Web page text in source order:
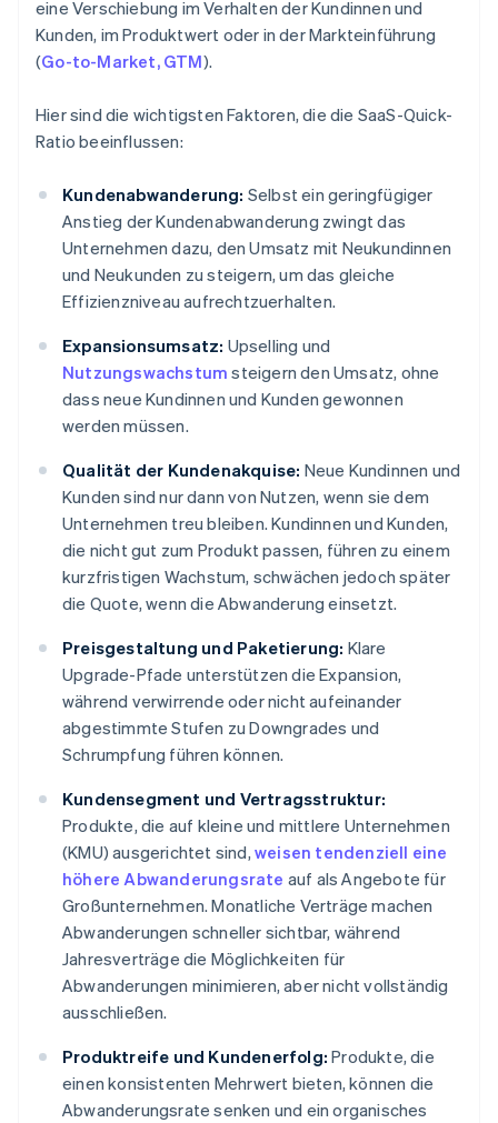
eine Verschiebung im Verhalten der Kundinnen und
Kunden, im Produktwert oder in der Markteinführung
(Go-to-Market, GTM).
Hier sind die wichtigsten Faktoren, die die SaaS-Quick-
Ratio beeinflussen:
Kundenabwanderung: Selbst ein geringfügiger
Anstieg der Kundenabwanderung zwingt das
Unternehmen dazu, den Umsatz mit Neukundinnen
und Neukunden zu steigern, um das gleiche
Effizienzniveau aufrechtzuerhalten.
Expansionsumsatz: Upselling und
Nutzungswachstum steigern den Umsatz, ohne
dass neue Kundinnen und Kunden gewonnen
werden müssen.
Qualität der Kundenakquise: Neue Kundinnen und
Kunden sind nur dann von Nutzen, wenn sie dem
Unternehmen treu bleiben. Kundinnen und Kunden,
die nicht gut zum Produkt passen, führen zu einem
kurzfristigen Wachstum, schwächen jedoch später
die Quote, wenn die Abwanderung einsetzt.
Preisgestaltung und Paketierung: Klare
Upgrade-Pfade unterstützen die Expansion,
während verwirrende oder nicht aufeinander
abgestimmte Stufen zu Downgrades und
Schrumpfung führen können.
Kundensegment und Vertragsstruktur:
Produkte, die auf kleine und mittlere Unternehmen
(KMU) ausgerichtet sind, weisen tendenziell eine
höhere Abwanderungsrate auf als Angebote für
Großunternehmen. Monatliche Verträge machen
Abwanderungen schneller sichtbar, während
Jahresverträge die Möglichkeiten für
Abwanderungen minimieren, aber nicht vollständig
ausschließen.
Produktreife und Kundenerfolg: Produkte, die
einen konsistenten Mehrwert bieten, können die
Abwanderungsrate senken und ein organisches